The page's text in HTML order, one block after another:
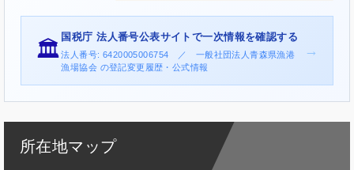
🏛️
国税庁 法人番号公表サイトで一次情報を確認する
法人番号: 6420005006754 ／ 一般社団法人青森県漁港
漁場協会 の登記変更履歴・公式情報
→
所在地マップ